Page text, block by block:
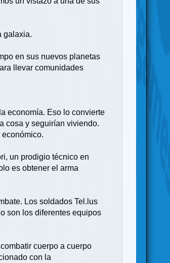
galaxia.
en sus nuevos planetas
llevar comunidades
economía. Eso lo convierte
cosa y seguirían viviendo.
un prodigio técnico en
es obtener el arma
Los soldados Tel.lus
son los diferentes equipos
cuerpo a cuerpo
con la